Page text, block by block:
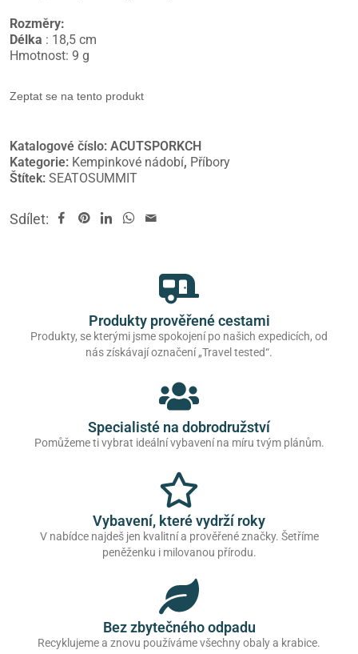
Rozměry:
Délka : 18,5 cm
Hmotnost: 9 g
Zeptat se na tento produkt
Katalogové číslo: ACUTSPORKCH
Kategorie: Kempinkové nádobí, Příbory
Štítek: SEATOSUMMIT
Sdílet:
Produkty prověřené cestami
Produkty, se kterými jsme spokojení po našich expedicích, od
nás získávají označení „Travel tested“.
Specialisté na dobrodružství
Pomůžeme ti vybrat ideální vybavení na míru tvým plánům.
Vybavení, které vydrží roky
V nabídce najdeš jen kvalitní a prověřené značky. Šetříme
peněženku i milovanou přírodu.
Bez zbytečného odpadu
Recyklujeme a znovu používáme všechny obaly a krabice.